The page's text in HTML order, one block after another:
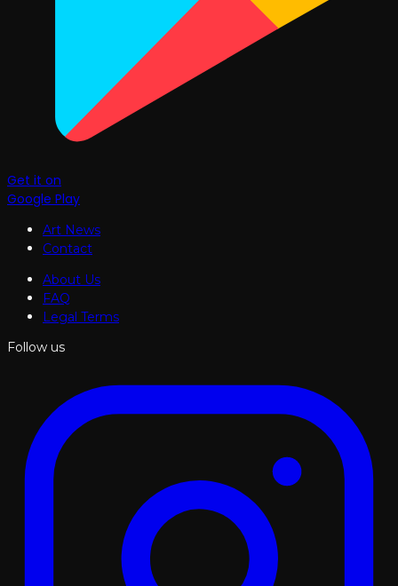
Get it on
Google Play
Art News
Contact
About Us
FAQ
Legal Terms
Follow us